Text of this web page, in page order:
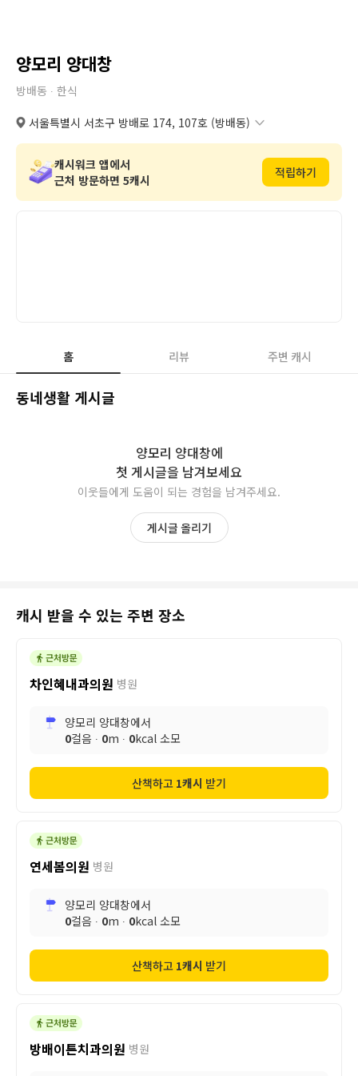
양모리 양대창
방배동 ∙ 한식
서울특별시 서초구 방배로 174, 107호 (방배동)
지번 서울특별시 서초구 방배동 851번지 6호 107호 복사
캐시워크 앱에서
근처 방문하면 5캐시
적립하기
홈 리뷰 주변 캐시
동네생활 게시글
양모리 양대창에
첫 게시글을 남겨보세요
이웃들에게 도움이 되는 경험을 남겨주세요.
게시글 올리기
캐시 받을 수 있는 주변 장소
차인혜내과의원 병원
양모리 양대창에서
0걸음 ∙ 0m ∙ 0kcal 소모
산책하고 1캐시 받기
연세봄의원 병원
양모리 양대창에서
0걸음 ∙ 0m ∙ 0kcal 소모
산책하고 1캐시 받기
방배이튼치과의원 병원